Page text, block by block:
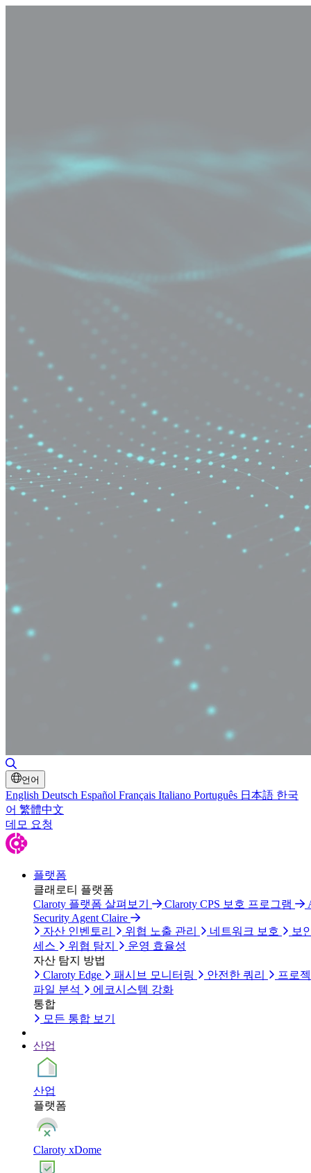
언어
English Deutsch Español Français Italiano Português 日本語 한국
어 繁體中文
데모 요청
플랫폼
클래로티 플랫폼
Claroty 플랫폼 살펴보기
Claroty CPS 보호 프로그램
Security Agent Claire
자산 인벤토리
위협 노출 관리 네트워크 보호
보
세스
위협 탐지
운영 효율성
자산 탐지 방법
Claroty Edge
패시브 모니터링 안전한 쿼리
프로
파일 분석
에코시스템 강화
통합
모든 통합 보기
산업
산업
플랫폼
Claroty xDome